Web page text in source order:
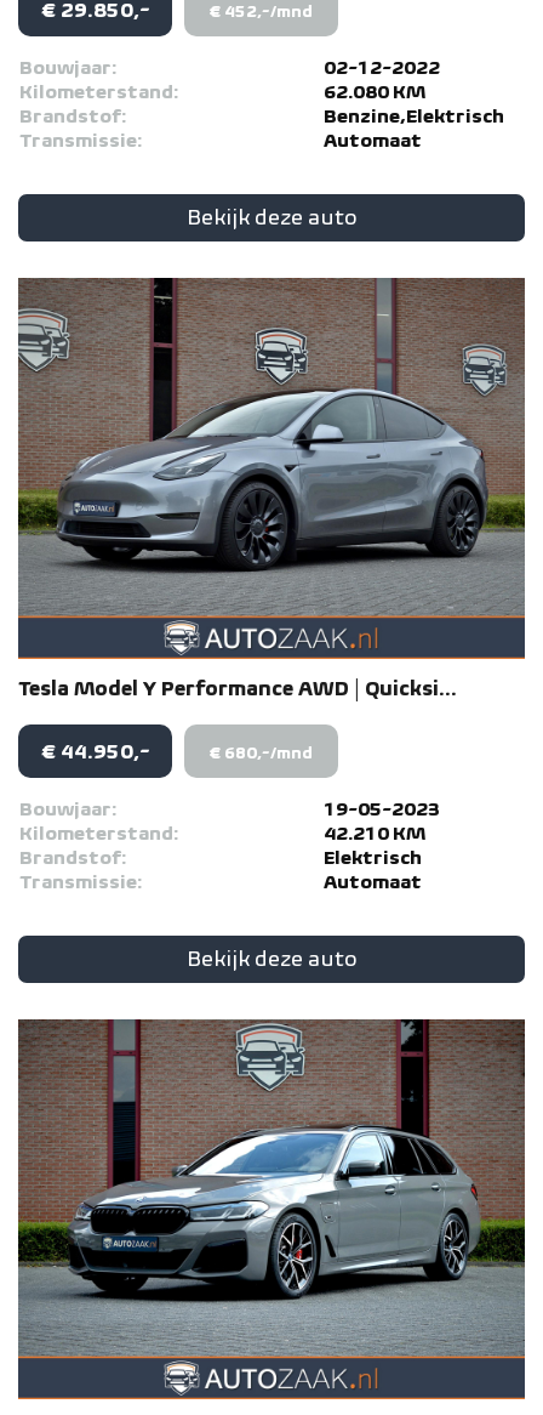
€ 29.850,- € 452,-/mnd
Bouwjaar:
02-12-2022
Kilometerstand:
62.080 KM
Brandstof:
Benzine,Elektrisch
Transmissie:
Automaat
Bekijk deze auto
Tesla Model Y Performance AWD | Quicksi...
€ 44.950,- € 680,-/mnd
Bouwjaar:
19-05-2023
Kilometerstand:
42.210 KM
Brandstof:
Elektrisch
Transmissie:
Automaat
Bekijk deze auto